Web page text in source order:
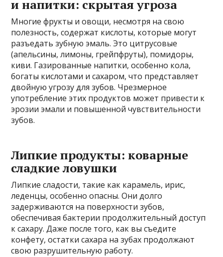
и напитки: скрытая угроза
Многие фрукты и овощи, несмотря на свою
полезность, содержат кислоты, которые могут
разъедать зубную эмаль. Это цитрусовые
(апельсины, лимоны, грейпфруты), помидоры,
киви. Газированные напитки, особенно кола,
богаты кислотами и сахаром, что представляет
двойную угрозу для зубов. Чрезмерное
употребление этих продуктов может привести к
эрозии эмали и повышенной чувствительности
зубов.
Липкие продукты: коварные
сладкие ловушки
Липкие сладости, такие как карамель, ирис,
леденцы, особенно опасны. Они долго
задерживаются на поверхности зубов,
обеспечивая бактерии продолжительный доступ
к сахару. Даже после того, как вы съедите
конфету, остатки сахара на зубах продолжают
свою разрушительную работу.